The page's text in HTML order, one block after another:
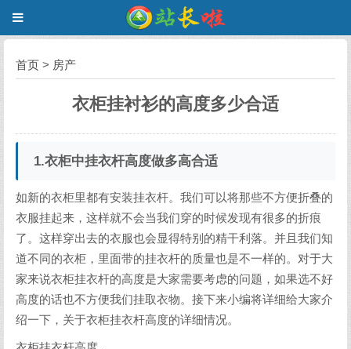
首页 > 房产
衣柜挂衬衫的高度多少合适
1.衣柜中挂衣杆高度做多高合适
如新的衣柜里都有安装挂衣杆。我们可以将那些不方便折叠的
衣服挂起来，这样就不会当我们穿的时候发现有很多的折痕
了。这样穿出去的衣服也会显得特别的精干利落。并且我们知
道不同的衣柜，里面带的挂衣杆的质量也是不一样的。对于大
家来说衣柜挂衣杆的高度是大家需要考虑的问题，如果选不好
高度的话也不方便我们挂取衣物。接下来小编将详细给大家介
绍一下，关于衣柜挂衣杆高度的详细情况。